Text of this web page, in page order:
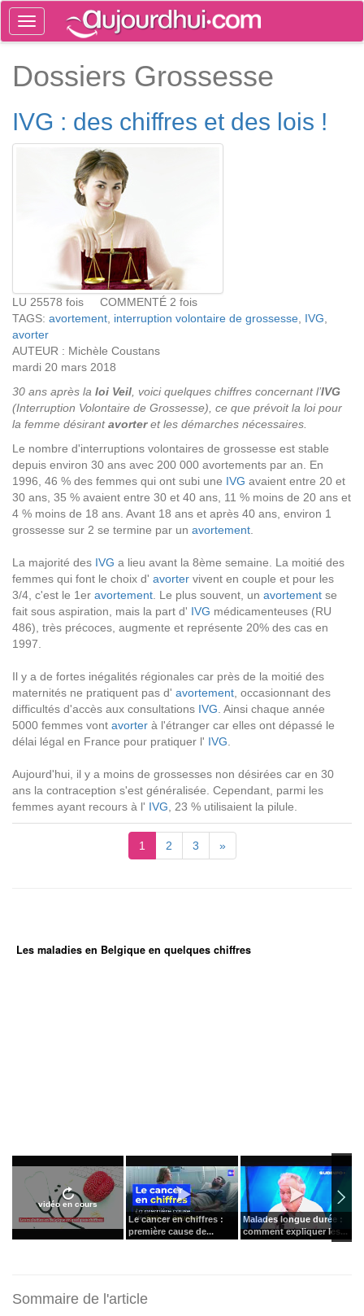
Toggle
navigation
Dossiers Grossesse
IVG : des chiffres et des lois !
LU 25578 fois COMMENTÉ 2 fois
TAGS: avortement interruption volontaire de grossesse IVG
avorter
AUTEUR : Michèle Coustans
mardi 20 mars 2018
30 ans après la loi Veil , voici quelques chiffres concernant l’IVG
(Interruption Volontaire de Grossesse), ce que prévoit la loi pour
la femme désirantavorteret les démarches nécessaires.
Le nombre d'interruptions volontaires de grossesse est stable
depuis environ 30 ans avec 200 000 avortements par an. En
1996, 46 % des femmes qui ont subi une IVG avaient entre 20 et
30 ans, 35 % avaient entre 30 et 40 ans, 11 % moins de 20 ans et
4 % moins de 18 ans. Avant 18 ans et après 40 ans, environ 1
grossesse sur 2 se termine par un avortement
La majorité des IVG a lieu avant la 8ème semaine. La moitié des
femmes qui font le choix d' avorter vivent en couple et pour les
3/4, c'est le 1er avortement . Le plus souvent, un avortement se
fait sous aspiration, mais la part d' IVG médicamenteuses (RU
486), très précoces, augmente et représente 20% des cas en
1997.
Il y a de fortes inégalités régionales car près de la moitié des
maternités ne pratiquent pas d' avortement , occasionnant des
difficultés d'accès aux consultations IVG . Ainsi chaque année
5000 femmes vont avorter à l'étranger car elles ont dépassé le
délai légal en France pour pratiquer l' IVG
Aujourd'hui, il y a moins de grossesses non désirées car en 30
ans la contraception s'est généralisée. Cependant, parmi les
femmes ayant recours à l' IVG , 23 % utilisaient la pilule.
1 2 3 »
Les maladies en Belgique en quelques chiffres
vidéo en cours
Le cancer en chiffres :
première cause de...
Malades longue durée :
comment expliquer les...
Sommaire de l'article